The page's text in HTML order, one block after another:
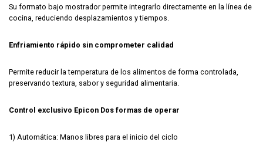
Su formato bajo mostrador permite integrarlo directamente en la línea de
cocina, reduciendo desplazamientos y tiempos.
Enfriamiento rápido sin comprometer calidad
Permite reducir la temperatura de los alimentos de forma controlada,
preservando textura, sabor y seguridad alimentaria.
Control exclusivo Epicon Dos formas de operar
1) Automática: Manos libres para el inicio del ciclo